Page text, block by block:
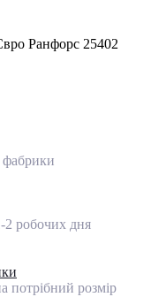
Ранфорс 25402
фабрики
2 робочих дня
потрібний розмір